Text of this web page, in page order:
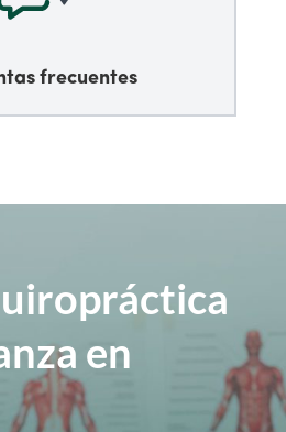
frecuentes
en